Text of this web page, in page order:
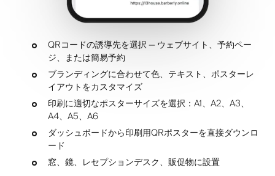
QRコードの誘導先を選択 — ウェブサイト、予約ペー
ジ、または簡易予約
ブランディングに合わせて色、テキスト、ポスターレ
イアウトをカスタマイズ
印刷に適切なポスターサイズを選択：A1、A2、A3、
A4、A5、A6
ダッシュボードから印刷用QRポスターを直接ダウンロ
ード
窓、鏡、レセプションデスク、販促物に設置